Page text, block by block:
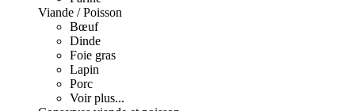
Viande / Poisson
Bœuf
Dinde
Foie gras
Lapin
Porc
Voir plus...